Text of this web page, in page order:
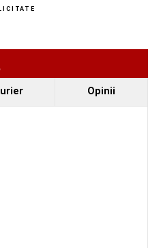
rănit într-un accident rutier
Opinii